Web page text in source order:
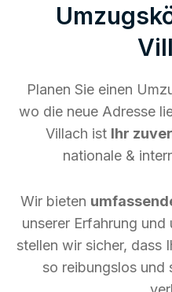
Planen Sie einen
wo die neue Adresse
Villach ist Ihr
nationale &
Wir bieten
unserer Erfahrung und
stellen wir sicher, dass
so reibungslos und